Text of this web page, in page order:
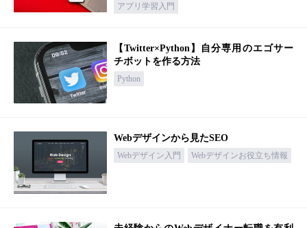
アプリ学習入門
【Twitter×Python】自分専用のエゴサー
チボットを作る方法
Python
Webデザインから見たSEO
Webデザイン入門 Webデザインお役立ち情報